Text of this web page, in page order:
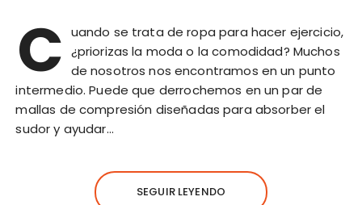
C uando se trata de ropa para hacer ejercicio,
¿priorizas la moda o la comodidad? Muchos
de nosotros nos encontramos en un punto
intermedio. Puede que derrochemos en un par de
mallas de compresión diseñadas para absorber el
sudor y ayudar…
SEGUIR LEYENDO